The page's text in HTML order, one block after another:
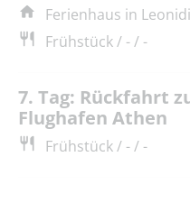
Ferienhaus in
Frühstück / - / -
7. Tag: Rückfahrt
Flughafen Athen
Frühstück / - / -